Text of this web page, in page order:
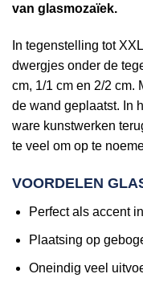
van glasmozaïek.
In tegenstelling tot
dwergjes onder de
cm, 1/1 cm en 2/2 cm.
de wand geplaatst. In
ware kunstwerken
te veel om op te
VOORDELEN
Perfect als accent
Plaatsing op
Oneindig veel